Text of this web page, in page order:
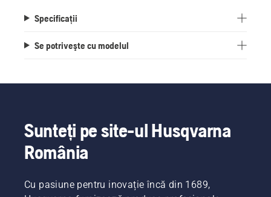
Specificații
Se potriveşte cu modelul
Sunteți pe site-ul Husqvarna
România
Cu pasiune pentru inovație încă din 1689,